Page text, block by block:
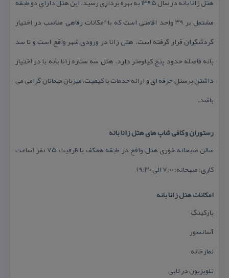
مشتمل بر ۳۹ واحد اقامتی است كه با امكانات رفاهی مناسب در اختیار
گردشگران قرار گرفته است. هتل زانا در ورودی شهر واقع است و تا سد
بانه فاصله حدود پنج كیلومتر دارد. هتل سه ستاره زانا بانه با در اختیار
داشتن پرسنل حرفه ای و ارائه خدمات با كیفیت، میزبان مهمانان گرامی می
باشد.
رستوران و كافی شاپ های هتل زانا بانه
سالن صبحانه خوری هتل واقع در طبقه همكف با ظرفیت ۷۵ نفر (ساعت
كاری: صبحانه: ۷:۰۰ الی ۹:۳۰)
امكانات هتل زانا بانه
پاركینگ
آسانسور
نمازخانه
تلویزیون در لابی